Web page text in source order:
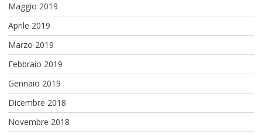
Maggio 2019
Aprile 2019
Marzo 2019
Febbraio 2019
Gennaio 2019
Dicembre 2018
Novembre 2018